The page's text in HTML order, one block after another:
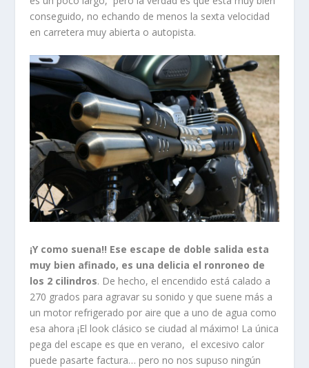
conseguido, no echando de menos la sexta velocidad
en carretera muy abierta o autopista.
¡Y como suena!! Ese escape de doble salida esta
muy bien afinado, es una delicia el ronroneo de
los 2 cilindros. De hecho, el encendido está calado a
270 grados para agravar su sonido y que suene más a
un motor refrigerado por aire que a uno de agua como
esa ahora ¡El look clásico se ciudad al máximo! La única
pega del escape es que en verano, el excesivo calor
puede pasarte factura… pero no nos supuso ningún